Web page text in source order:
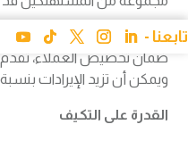
وحسب الإحصاءات العالمية
ضمان تخصيص العملاء، تقدم
ويمكن أن تزيد الإيرادات بنسبة
القدرة على التكيف